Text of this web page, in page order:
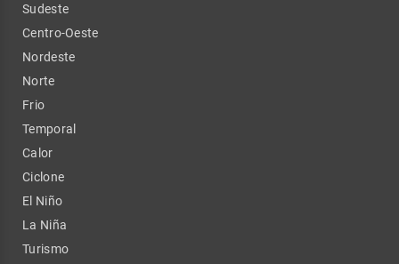
Sudeste
Centro-Oeste
Nordeste
Norte
Frio
Temporal
Calor
Ciclone
El Niño
La Niña
Turismo